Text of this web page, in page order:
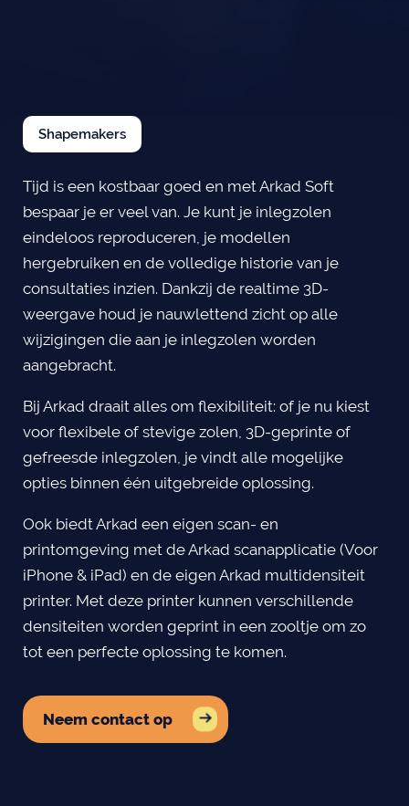
Shapemakers
Tijd is een kostbaar goed en met Arkad Soft
bespaar je er veel van. Je kunt je inlegzolen
eindeloos reproduceren, je modellen
hergebruiken en de volledige historie van je
consultaties inzien. Dankzij de realtime 3D-
weergave houd je nauwlettend zicht op alle
wijzigingen die aan je inlegzolen worden
aangebracht.
Bij Arkad draait alles om flexibiliteit: of je nu kiest
voor flexibele of stevige zolen, 3D-geprinte of
gefreesde inlegzolen, je vindt alle mogelijke
opties binnen één uitgebreide oplossing.
Ook biedt Arkad een eigen scan- en
printomgeving met de Arkad scanapplicatie (Voor
iPhone & iPad) en de eigen Arkad multidensiteit
printer. Met deze printer kunnen verschillende
densiteiten worden geprint in een zooltje om zo
tot een perfecte oplossing te komen.
Neem contact op